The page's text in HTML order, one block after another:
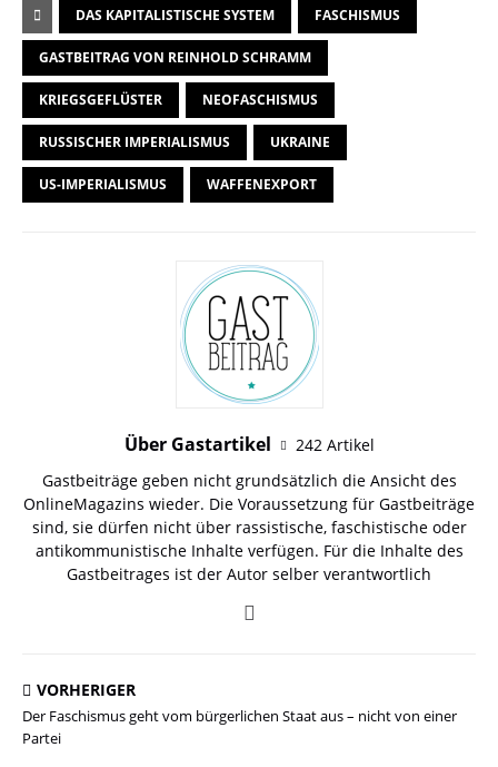
DAS KAPITALISTISCHE SYSTEM FASCHISMUS
GASTBEITRAG VON REINHOLD SCHRAMM
KRIEGSGEFLÜSTER NEOFASCHISMUS
RUSSISCHER IMPERIALISMUS UKRAINE
US-IMPERIALISMUS WAFFENEXPORT
Über Gastartikel
242 Artikel
Gastbeiträge geben nicht grundsätzlich die Ansicht des
OnlineMagazins wieder. Die Voraussetzung für Gastbeiträge
sind, sie dürfen nicht über rassistische, faschistische oder
antikommunistische Inhalte verfügen. Für die Inhalte des
Gastbeitrages ist der Autor selber verantwortlich
VORHERIGER
Der Faschismus geht vom bürgerlichen Staat aus – nicht von einer
Partei